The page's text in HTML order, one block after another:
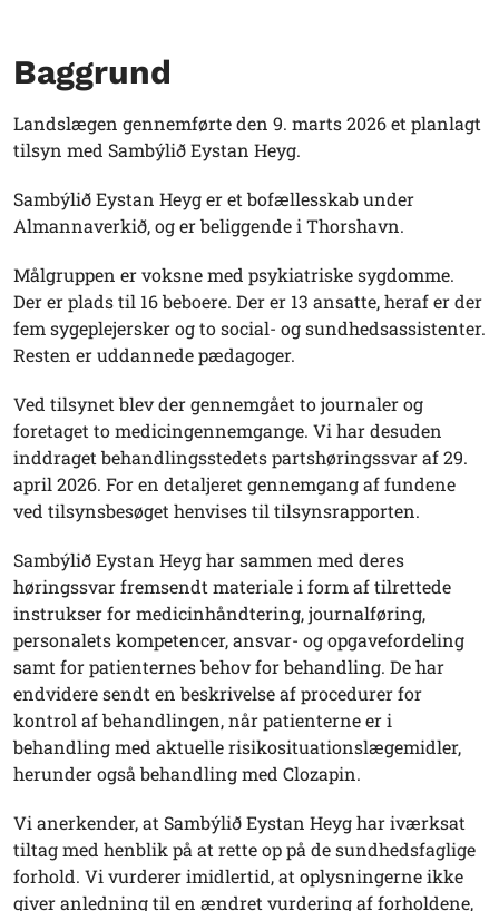
Baggrund
Landslægen gennemførte den 9. marts 2026 et planlagt
tilsyn med Sambýlið Eystan Heyg.
Sambýlið Eystan Heyg er et bofællesskab under
Almannaverkið, og er beliggende i Thorshavn.
Målgruppen er voksne med psykiatriske sygdomme.
Der er plads til 16 beboere. Der er 13 ansatte, heraf er der
fem sygeplejersker og to social- og sundhedsassistenter.
Resten er uddannede pædagoger.
Ved tilsynet blev der gennemgået to journaler og
foretaget to medicingennemgange. Vi har desuden
inddraget behandlingsstedets partshøringssvar af 29.
april 2026. For en detaljeret gennemgang af fundene
ved tilsynsbesøget henvises til tilsynsrapporten.
Sambýlið Eystan Heyg har sammen med deres
høringssvar fremsendt materiale i form af tilrettede
instrukser for medicinhåndtering, journalføring,
personalets kompetencer, ansvar- og opgavefordeling
samt for patienternes behov for behandling. De har
endvidere sendt en beskrivelse af procedurer for
kontrol af behandlingen, når patienterne er i
behandling med aktuelle risikosituationslægemidler,
herunder også behandling med Clozapin.
Vi anerkender, at Sambýlið Eystan Heyg har iværksat
tiltag med henblik på at rette op på de sundhedsfaglige
forhold. Vi vurderer imidlertid, at oplysningerne ikke
giver anledning til en ændret vurdering af forholdene,